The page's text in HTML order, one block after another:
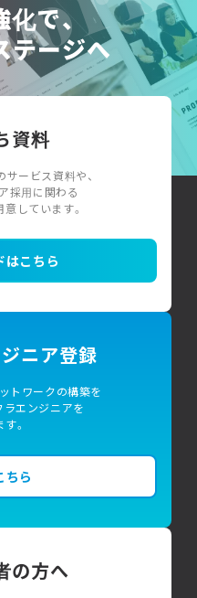
で、
テージへ
資料
ービス資料や、
採用に関わる
しています。
はこちら
ニア登録
トワークの構築を
エンジニアを
。
ちら
の方へ